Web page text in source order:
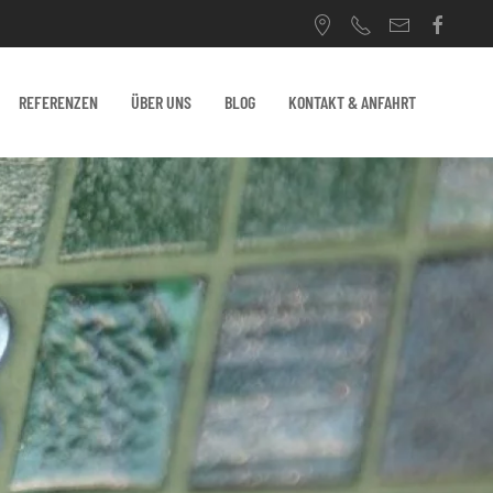
REFERENZEN ÜBER UNS BLOG KONTAKT & ANFAHRT